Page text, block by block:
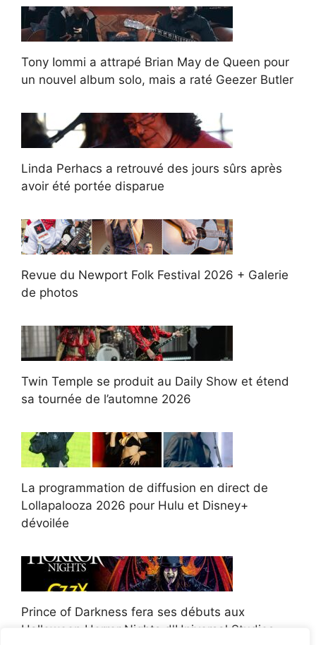
Tony Iommi a attrapé Brian May de Queen pour
un nouvel album solo, mais a raté Geezer Butler
Linda Perhacs a retrouvé des jours sûrs après
avoir été portée disparue
Revue du Newport Folk Festival 2026 + Galerie
de photos
Twin Temple se produit au Daily Show et étend
sa tournée de l’automne 2026
La programmation de diffusion en direct de
Lollapalooza 2026 pour Hulu et Disney+
dévoilée
Prince of Darkness fera ses débuts aux
Halloween Horror Nights d'Universal Studios